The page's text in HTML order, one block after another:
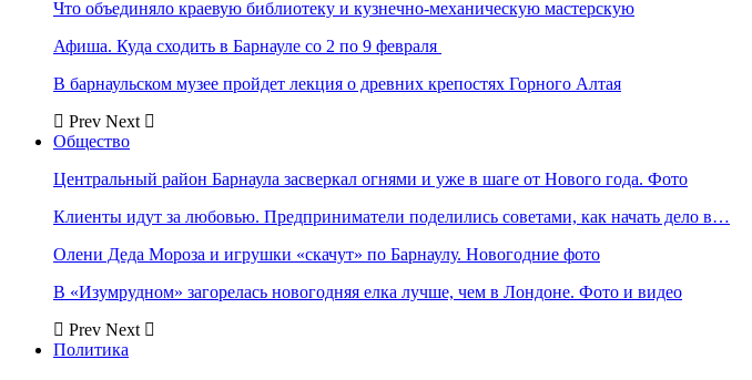
Что объединяло краевую библиотеку и кузнечно-механическую мастерскую
Афиша. Куда сходить в Барнауле со 2 по 9 февраля
В барнаульском музее пройдет лекция о древних крепостях Горного Алтая
Prev Next
Общество
Центральный район Барнаула засверкал огнями и уже в шаге от Нового года. Фото
Клиенты идут за любовью. Предприниматели поделились советами, как начать дело в…
Олени Деда Мороза и игрушки «скачут» по Барнаулу. Новогодние фото
В «Изумрудном» загорелась новогодняя елка лучше, чем в Лондоне. Фото и видео
Prev Next
Политика